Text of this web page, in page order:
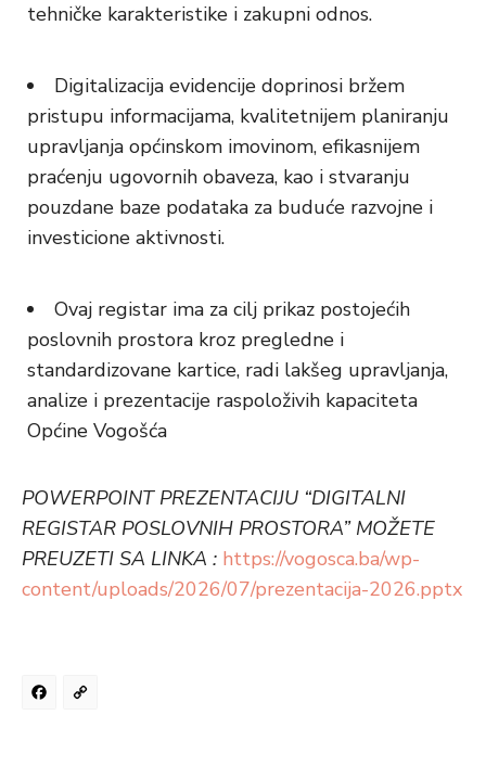
tehničke karakteristike i zakupni odnos.
Digitalizacija evidencije doprinosi bržem
pristupu informacijama, kvalitetnijem planiranju
upravljanja općinskom imovinom, efikasnijem
praćenju ugovornih obaveza, kao i stvaranju
pouzdane baze podataka za buduće razvojne i
investicione aktivnosti.
Ovaj registar ima za cilj prikaz postojećih
poslovnih prostora kroz pregledne i
standardizovane kartice, radi lakšeg upravljanja,
analize i prezentacije raspoloživih kapaciteta
Općine Vogošća
POWERPOINT PREZENTACIJU “DIGITALNI
REGISTAR POSLOVNIH PROSTORA” MOŽETE
PREUZETI SA LINKA : https://vogosca.ba/wp-
content/uploads/2026/07/prezentacija-2026.pptx
Facebook